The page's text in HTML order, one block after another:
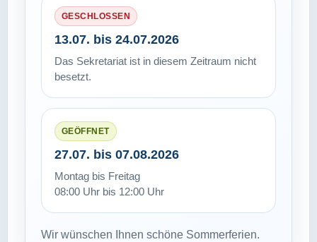
GESCHLOSSEN
13.07. bis 24.07.2026
Das Sekretariat ist in diesem Zeitraum nicht
besetzt.
GEÖFFNET
27.07. bis 07.08.2026
Montag bis Freitag
08:00 Uhr bis 12:00 Uhr
Wir wünschen Ihnen schöne Sommerferien.